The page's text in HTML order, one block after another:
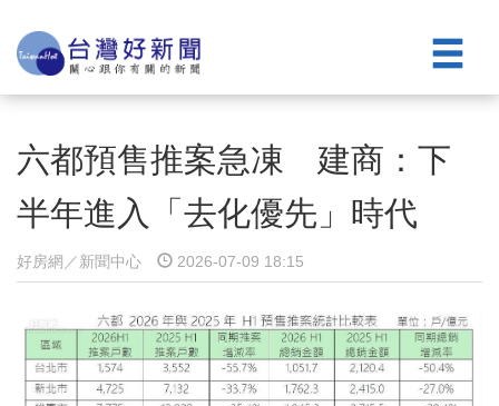
六都預售推案急凍 建商：下
半年進入「去化優先」時代
好房網／新聞中心 2026-07-09 18:15